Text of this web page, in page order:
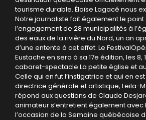
tourisme durable. Éloïse Lagacé nous
Notre journaliste fait également le point
l’engagement de 28 municipalités à
des eaux de la rivière du Nord, un an
d’une entente à cet effet. Le
Eustache en sera à sa 17e édition, les 8,
cabaret-spectacle La petite église et
Celle qui en fut l’instigatrice et qui en
directrice générale et artistique, Leila-
répond aux questions de Claude
animateur s’entretient également avec
l’occasion de la Semaine québécoise